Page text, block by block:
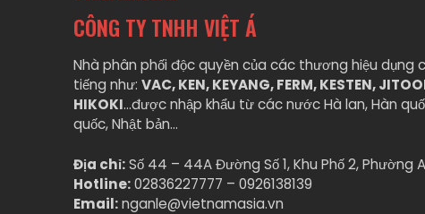
CÔNG TY TNHH VIỆT Á
Nhà phân phối độc quyền của các thương hiệu dụng
tiếng như: VAC, KEN, KEYANG, FERM, KESTEN,
HIKOKI…được nhập khẩu từ các nước Hà lan, Hàn
quốc, Nhật bản…
Địa chỉ:Số 44 – 44A Đường Số 1, Khu Phố 2, Phường
Hotline:02836227777 – 0926138139
Email:nganle@vietnamasia.vn